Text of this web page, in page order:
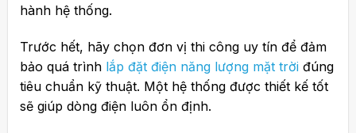
hành hệ thống.
Trước hết, hãy chọn đơn vị thi công uy tín để đảm
bảo quá trình lắp đặt điện năng lượng mặt trờiđúng
tiêu chuẩn kỹ thuật. Một hệ thống được thiết kế tốt
sẽ giúp dòng điện luôn ổn định.